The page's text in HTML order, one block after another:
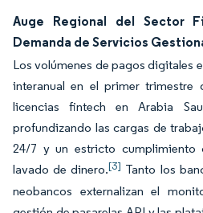
Auge Regional del Sector
Demanda de Servicios
Los volúmenes de pagos digitales
interanual en el primer trimestre
licencias fintech en Arabia
profundizando las cargas de
24/7 y un estricto cumplimiento
lavado de dinero.[3] Tanto los
neobancos externalizan el